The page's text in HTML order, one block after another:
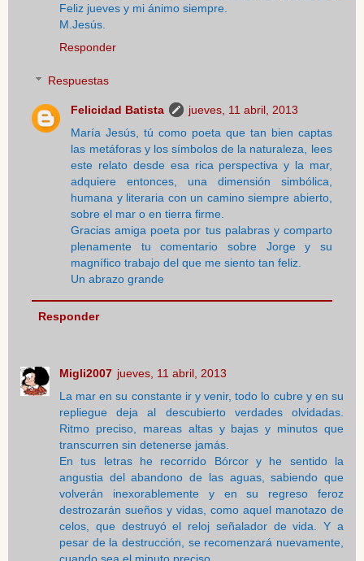
Feliz jueves y mi ánimo siempre.
M.Jesús.
Responder
Respuestas
Felicidad Batista
jueves, 11 abril, 2013
María Jesús, tú como poeta que tan bien captas
las metáforas y los símbolos de la naturaleza, lees
este relato desde esa rica perspectiva y la mar,
adquiere entonces, una dimensión simbólica,
humana y literaria con un camino siempre abierto,
sobre el mar o en tierra firme.
Gracias amiga poeta por tus palabras y comparto
plenamente tu comentario sobre Jorge y su
magnífico trabajo del que me siento tan feliz.
Un abrazo grande
Responder
Migli2007 jueves, 11 abril, 2013
La mar en su constante ir y venir, todo lo cubre y en su
repliegue deja al descubierto verdades olvidadas.
Ritmo preciso, mareas altas y bajas y minutos que
transcurren sin detenerse jamás.
En tus letras he recorrido Bórcor y he sentido la
angustia del abandono de las aguas, sabiendo que
volverán inexorablemente y en su regreso feroz
destrozarán sueños y vidas, como aquel manotazo de
celos, que destruyó el reloj señalador de vida. Y a
pesar de la destrucción, se recomenzará nuevamente,
cuando sea el minuto preciso.